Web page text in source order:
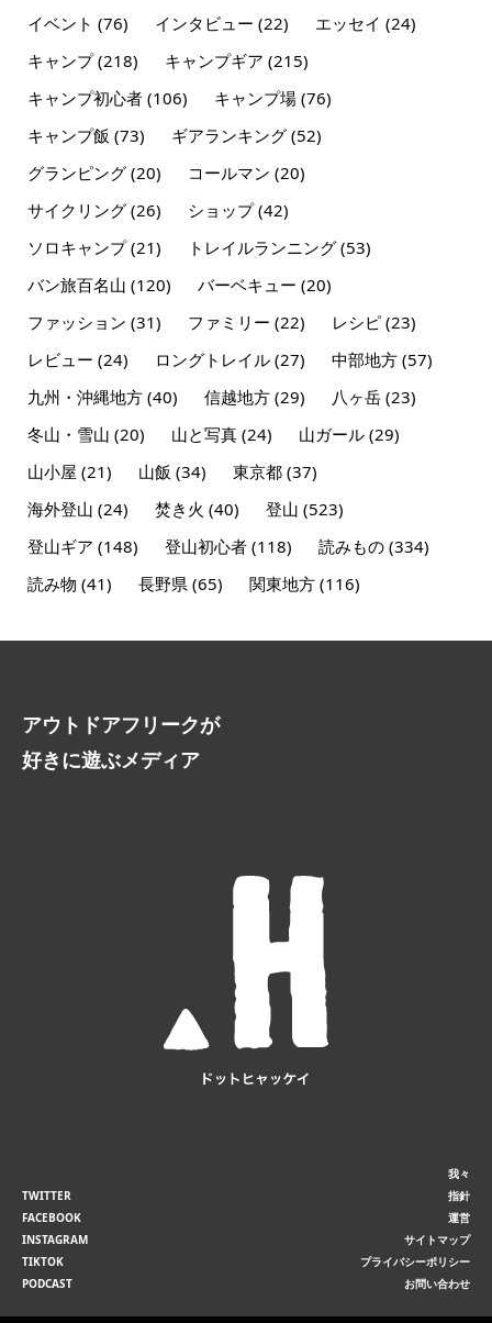
イベント (76) インタビュー (22) エッセイ (24)
キャンプ(218) キャンプギア (215)
キャンプ初心者(106) キャンプ場(76)
キャンプ飯 (73) ギアランキング(52)
グランピング(20) コールマン (20)
サイクリング(26) ショップ(42)
ソロキャンプ(21) トレイルランニング(53)
バン旅百名山 (120) バーベキュー (20)
ファッション (31) ファミリー (22) レシピ(23)
レビュー (24) ロングトレイル(27) 中部地方(57)
九州・沖縄地方(40) 信越地方(29) 八ヶ岳(23)
冬山・雪山 (20) 山と写真(24) 山ガール(29)
山小屋 (21) 山飯 (34) 東京都(37)
海外登山 (24) 焚き火 (40) 登山 (523)
登山ギア (148) 登山初心者(118) 読みもの(334)
読み物 (41) 長野県(65) 関東地方(116)
アウトドアフリークが
好きに遊ぶメディア
TWITTER
FACEBOOK
INSTAGRAM
TIKTOK
PODCAST
我々
指針
運営
サイトマップ
プライバシーポリシー
お問い合わせ